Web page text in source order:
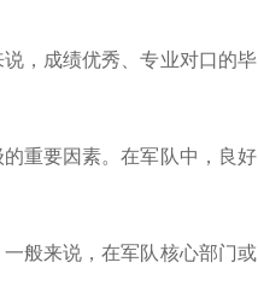
，成绩优秀、专业对口的毕
重要因素。在军队中，良好
般来说，在军队核心部门或